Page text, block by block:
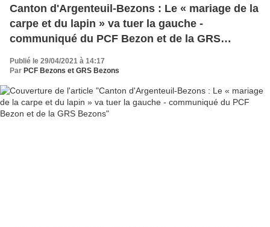
Canton d'Argenteuil-Bezons : Le « mariage de la
carpe et du lapin » va tuer la gauche -
communiqué du PCF Bezon et de la GRS
Publié le 29/04/2021 à 14:17
Par PCF Bezons et GRS Bezons